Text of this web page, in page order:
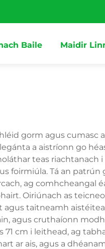
Baile Maidir
gorm agus
a aistríonn go
teas riachtanach
foirmiúla. Tá an
ag comhcheangal
Oiriúnach as
taitneamh
agus cruthaíonn
71 cm i leithead, ag
ar ais, agus a